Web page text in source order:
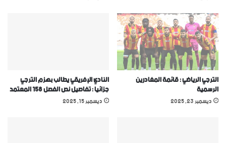
الترجي الرياضي : قائمة المغادرين
الرسمية
ديسمبر 23, 2025
النادي الإفريقي يطالب بهزم الترجي
جزائيا : تفاصيل نص الفصل 158 المعتمد
ديسمبر 15, 2025